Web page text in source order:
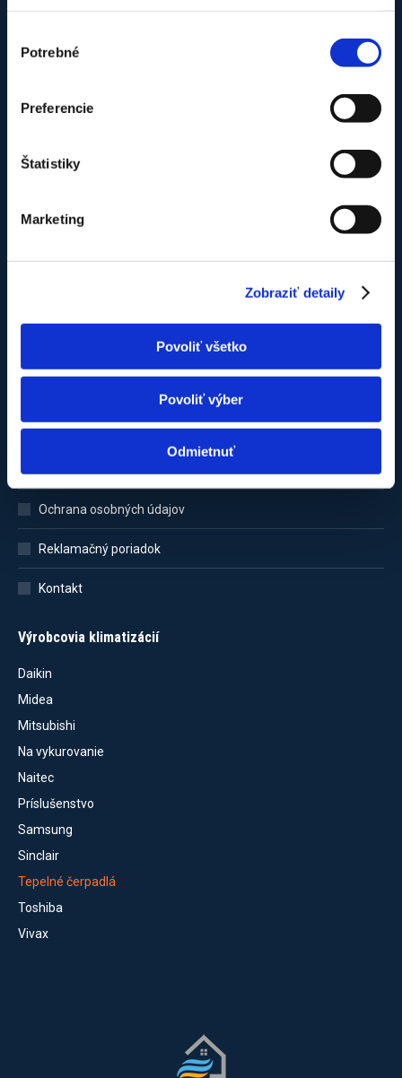
súhlasu
Potrebné
Preferencie
Štatistiky
Marketing
Zobraziť detaily
Povoliť všetko
Povoliť výber
Odmietnuť
staráme sa o Vaše zariadenie aj ďalšie roky.
Nie je firma ako firma – naše oprávnenia :
Overenie odb. vedomostí – nad 25kg
Doklad o certifikácii TČ
Nákupný košík
Ochrana osobných údajov
Reklamačný poriadok
Kontakt
Výrobcovia klimatizácií
Daikin
Midea
Mitsubishi
Na vykurovanie
Naitec
Príslušenstvo
Samsung
Sinclair
Tepelné čerpadlá
Toshiba
Vivax